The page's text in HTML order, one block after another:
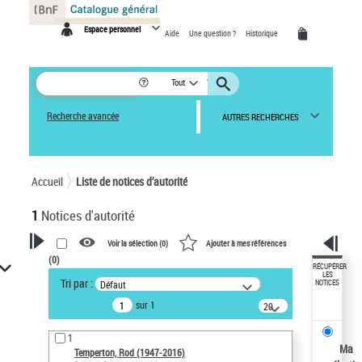
Espace personnel Aide Une question ? Historique
Tout
Recherche avancée AUTRES RECHERCHES
Accueil Liste de notices d’autorité
1 Notices d'autorité
VOTRE RECHERCHE
Recherche avancée dans les
notices d’autorité
Œuvres liées à l'auteur :
Temperton, Rod (1947-2016)
Voir la sélection (0) Ajouter à mes références
(0)
Tri par : Défaut
sur 1
20
résultats/page
1
Temperton, Rod (1947-2016)
RÉCUPÉRER
LES
NOTICES
Ma
Panneau de gestion des cookies